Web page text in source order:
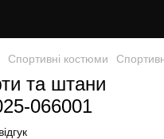
Спортивні костюми
та штани
066001